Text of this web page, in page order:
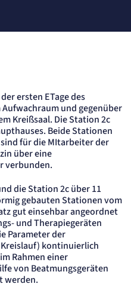
ersten ETage des
und gegenüber
Kreißsaal. Die Station 2c
Beide Stationen
für die MItarbeiter der
über eine
verbunden.
die Station 2c über 11
gebauten Stationen vom
gut einsehbar angeordnet
und Therapiegeräten
Parameter der
kontinuierlich
Rahmen einer
von Beatmungsgeräten
werden.